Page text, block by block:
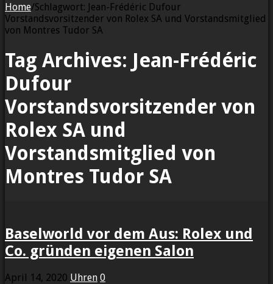
Home/Schlagwort: Jean-Frédéric Dufour
Vorstandsvorsitzender von Rolex SA und Vorstandsmitglied
von Montres Tudor SA
Tag Archives: Jean-Frédéric
Dufour
Vorstandsvorsitzender von
Rolex SA und
Vorstandsmitglied von
Montres Tudor SA
Baselworld vor dem Aus: Rolex und
Co. gründen eigenen Salon
April 14, 2020 Uhren 0